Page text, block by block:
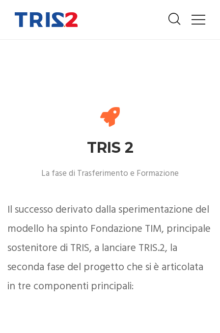
TRIS 2
La fase di Trasferimento e Formazione
Il successo derivato dalla sperimentazione del
modello ha spinto Fondazione TIM, principale
sostenitore di TRIS, a lanciare TRIS.2, la
seconda fase del progetto che si è articolata
in tre componenti principali: